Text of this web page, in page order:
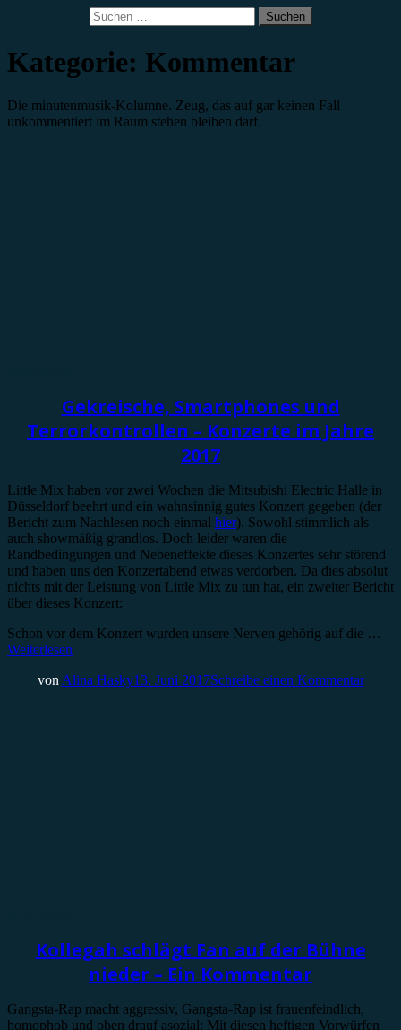
Suchen
nach:
Kategorie: Kommentar
Die minutenmusik-Kolumne. Zeug, das auf gar keinen Fall
unkommentiert im Raum stehen bleiben darf.
Gekreische, Smartphones und
Terrorkontrollen – Konzerte im Jahre
2017
Little Mix haben vor zwei Wochen die Mitsubishi Electric Halle in
Düsseldorf beehrt und ein wahnsinnig gutes Konzert gegeben (der
Bericht zum Nachlesen noch einmal hier). Sowohl stimmlich als
auch showmäßig grandios. Doch leider waren die
Randbedingungen und Nebeneffekte dieses Konzertes sehr störend
und haben uns den Konzertabend etwas verdorben. Da dies absolut
nichts mit der Leistung von Little Mix zu tun hat, ein zweiter Bericht
über dieses Konzert:
Schon vor dem Konzert wurden unsere Nerven gehörig auf die …
Weiterlesen
von Alina Hasky13. Juni 2017Schreibe einen Kommentar
Kollegah schlägt Fan auf der Bühne
nieder – Ein Kommentar
Gangsta-Rap macht aggressiv, Gangsta-Rap ist frauenfeindlich,
homophob und oben drauf asozial: Mit diesen heftigen Vorwürfen